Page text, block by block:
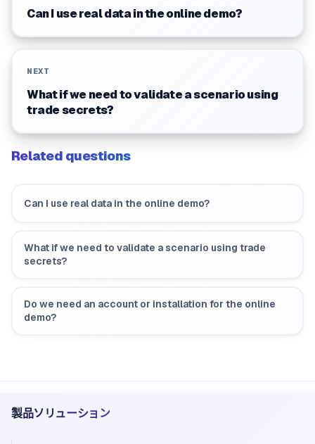
Can I use real data in the online demo?
NEXT
What if we need to validate a scenario using
trade secrets?
Related questions
Can I use real data in the online demo?
What if we need to validate a scenario using trade
secrets?
Do we need an account or installation for the online
demo?
製品ソリューション